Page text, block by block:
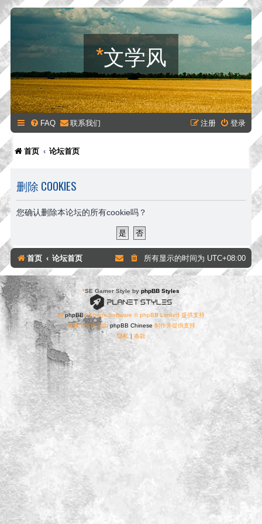
*文学风
FAQ 联系我们 登录
注册
首页 论坛首页
删除 COOKIES
您确认删除本论坛的所有cookie吗？
首页 论坛首页 所有显示的时间为 UTC+08:00
*SE Gamer Style by phpBB Styles
由phpBB® Forum Software © phpBB Limited 提供支持
简体中文语言由 phpBB Chinese制作并提供支持
隐私 | 条款